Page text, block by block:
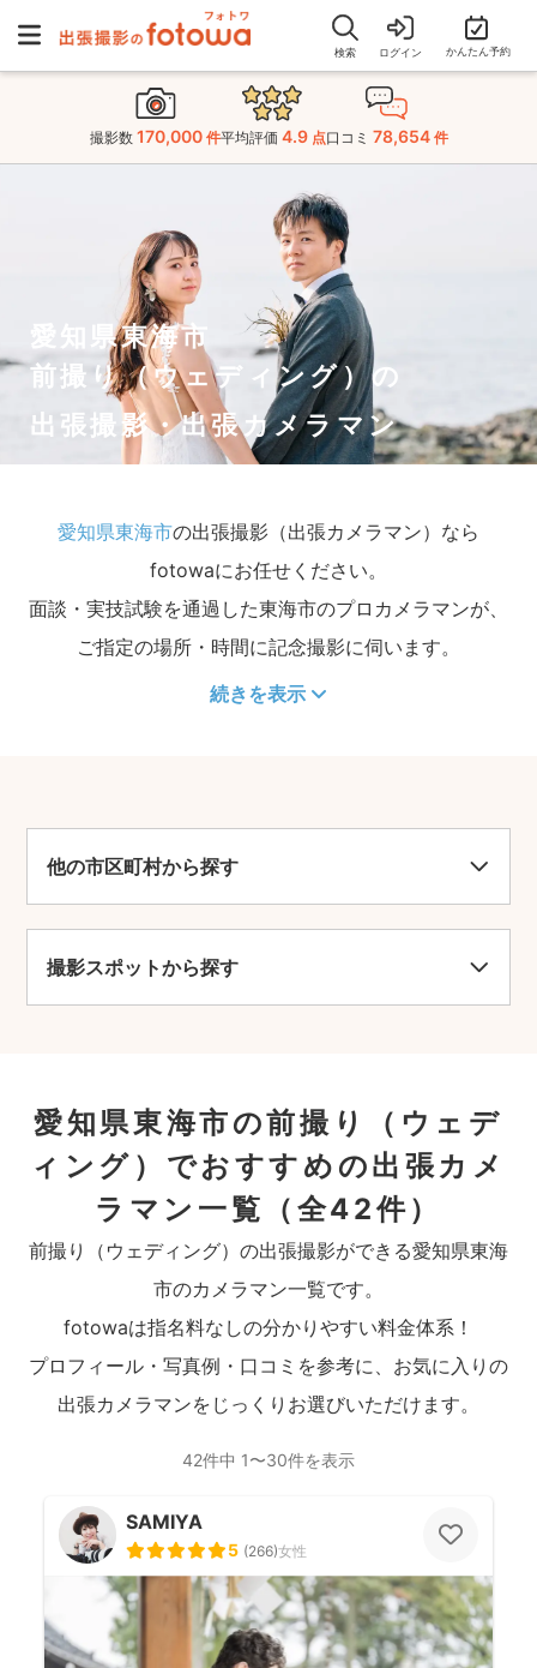
検索 ログイン かんたん予約
撮影数 170,000 件平均評価 4.9 点口コミ 78,654 件
愛知県東海市
前撮り（ウェディング）の
出張撮影・出張カメラマン
愛知県東海市の出張撮影（出張カメラマン）なら
fotowaにお任せください。
面談・実技試験を通過した東海市のプロカメラマンが、
ご指定の場所・時間に記念撮影に伺います。
続きを表示
他の市区町村から探す
撮影スポットから探す
愛知県東海市の前撮り（ウェデ
ィング）でおすすめの出張カメ
ラマン一覧
（全42件）
前撮り（ウェディング）の出張撮影ができる愛知県東海
市のカメラマン一覧です。
fotowaは指名料なしの分かりやすい料金体系！
プロフィール・写真例・口コミを参考に、お気に入りの
出張カメラマンをじっくりお選びいただけます。
42件中 1〜30件を表示
SAMIYA
5 (266)女性